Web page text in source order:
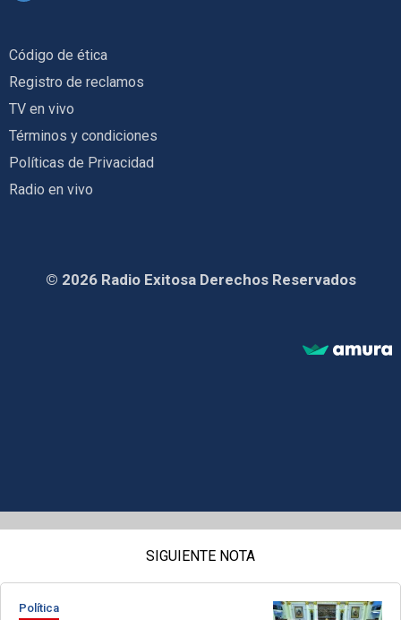
Código de ética
Registro de reclamos
TV en vivo
Términos y condiciones
Políticas de Privacidad
Radio en vivo
© 2026 Radio Exitosa Derechos Reservados
SIGUIENTE NOTA
Política